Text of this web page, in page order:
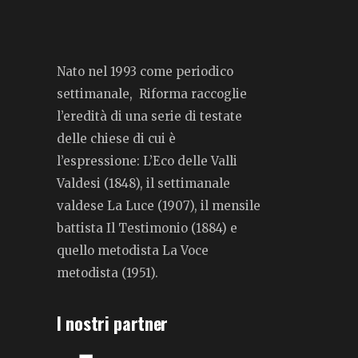
Nato nel 1993 come periodico
settimanale, Riforma raccoglie
l’eredità di una serie di testate
delle chiese di cui è
l’espressione: L’Eco delle Valli
Valdesi (1848), il settimanale
valdese La Luce (1907), il mensile
battista Il Testimonio (1884) e
quello metodista La Voce
metodista (1951).
I nostri partner